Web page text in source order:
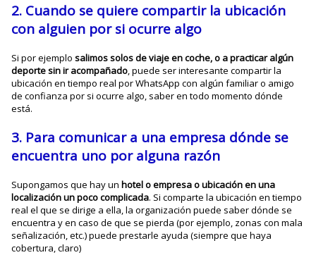
2. Cuando se quiere compartir la ubicación
con alguien por si ocurre algo
Si por ejemplosalimos solos de viaje en coche, o a practicar algún
deporte sin ir acompañado, puede ser interesante compartir la
ubicación en tiempo real por WhatsApp con algún familiar o amigo
de confianza por si ocurre algo, saber en todo momento dónde
está.
3. Para comunicar a una empresa dónde se
encuentra uno por alguna razón
Supongamos que hay unhotel o empresa o ubicación en una
localización un poco complicada. Si comparte la ubicación en tiempo
real el que se dirige a ella, la organización puede saber dónde se
encuentra y en caso de que se pierda (por ejemplo, zonas con mala
señalización, etc.) puede prestarle ayuda (siempre que haya
cobertura, claro)